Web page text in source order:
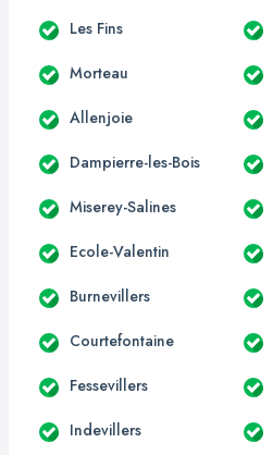
Les Fins
Morteau
Allenjoie
Dampierre-les-Bois
Miserey-Salines
Ecole-Valentin
Burnevillers
Courtefontaine
Fessevillers
Indevillers